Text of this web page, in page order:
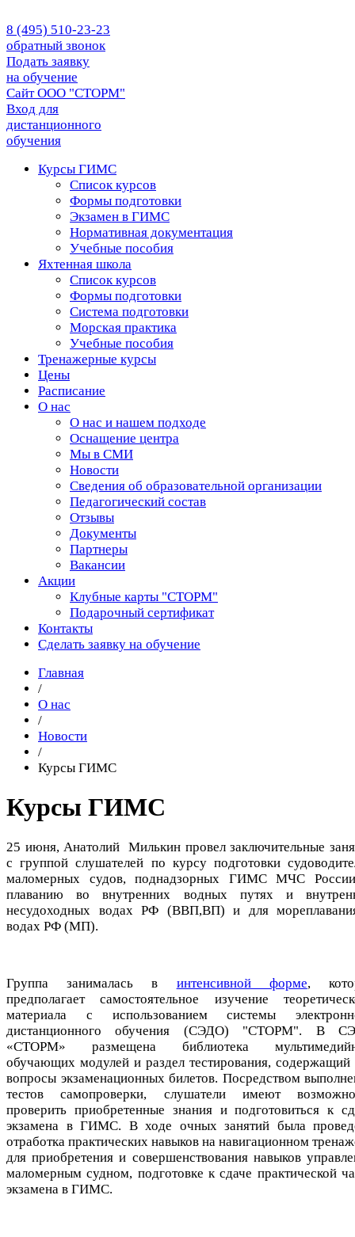
8 (495) 510-23-23
обратный звонок
Подать заявку
на обучение
Сайт ООО "СТОРМ"
Вход для
дистанционного
обучения
Курсы ГИМС
Список курсов
Формы подготовки
Экзамен в ГИМС
Нормативная документация
Учебные пособия
Яхтенная школа
Список курсов
Формы подготовки
Cистема подготовки
Морская практика
Учебные пособия
Тренажерные курсы
Цены
Расписание
О нас
О нас и нашем подходе
Оснащение центра
Мы в СМИ
Новости
Сведения об образовательной организации
Педагогический состав
Отзывы
Документы
Партнеры
Вакансии
Акции
Клубные карты "СТОРМ"
Подарочный сертификат
Контакты
Сделать заявку на обучение
Главная
/
О нас
/
Новости
/
Курсы ГИМС
Курсы ГИМС
25 июня, Анатолий Милькин провел заключительные
с группой слушателей по курсу подготовки
маломерных судов, поднадзорных ГИМС МЧС
плаванию во внутренних водных путях и
несудоходных водах РФ (ВВП,ВП) и для
водах РФ (МП).
Группа занималась в интенсивной форме,
предполагает самостоятельное изучение
материала с использованием системы
дистанционного обучения (СЭДО) "СТОРМ". В
«СТОРМ» размещена библиотека
обучающих модулей и раздел тестирования, содержащий
вопросы экзаменационных билетов. Посредством
тестов самопроверки, слушатели имеют
проверить приобретенные знания и подготовиться к
экзамена в ГИМС. В ходе очных занятий была
отработка практических навыков на навигационном
для приобретения и совершенствования навыков
маломерным судном, подготовке к сдаче практической
экзамена в ГИМС.